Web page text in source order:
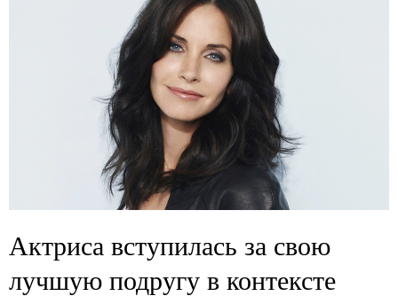
Актриса вступилась за свою
лучшую подругу в контексте